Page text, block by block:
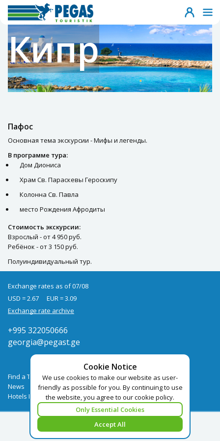
Кипр
Пафос
Основная тема экскурсии - Мифы и легенды.
В программе тура:
Дом Диониса
Храм Св. Параскевы Героскипу
Колонна Св. Павла
место Рождения Афродиты
Стоимость экскурсии:
Взрослый - от 4 950 руб.
Ребёнок - от 3 150 руб.
Полуиндивидуальный тур.
Cookie Notice
We use cookies to make our website as user-
friendly as possible for you. By continuing to use
the website, you agree to our cookie policy.
Only Essential Cookies
Accept All
Exchange rates as of 07/08
USD = 2.67
EUR = 3.09
Exchange rate archive
+995 322050666
georgia@pegast.ge
Find a Tour
News
Hotels Booking